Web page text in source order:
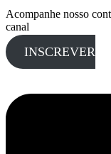
Acompanhe nosso
canal
INSCREVER